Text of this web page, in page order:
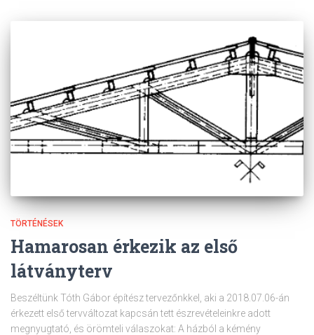
TÖRTÉNÉSEK
Hamarosan érkezik az első
látványterv
Beszéltünk Tóth Gábor építész tervezőnkkel, aki a 2018.07.06-án
érkezett első tervváltozat kapcsán tett észrevételeinkre adott
megnyugtató, és örömteli válaszokat: A házból a kémény